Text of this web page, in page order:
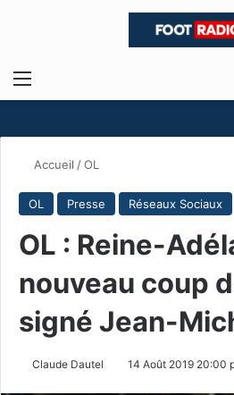
Menu
Accueil /OL
OL Presse Réseaux Sociaux
OL : Reine-
nouveau coup
signé Jean-
Claude Dautel 14 Août 2019 20:00